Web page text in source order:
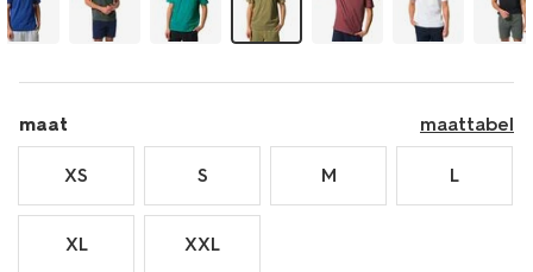
maat maattabel
XS S M L
XL XXL